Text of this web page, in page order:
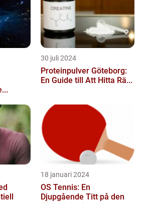
30 juli 2024
Proteinpulver Göteborg:
En Guide till Att Hitta Rä...
18 januari 2024
OS Tennis: En
Djupgående Titt på den